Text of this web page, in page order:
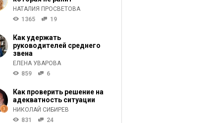
НАТАЛИЯ ПРОСВЕТОВА
1365
19
Как удержать
руководителей среднего
звена
ЕЛЕНА УВАРОВА
859
6
Как проверить решение на
адекватность ситуации
НИКОЛАЙ СИБИРЕВ
831
24